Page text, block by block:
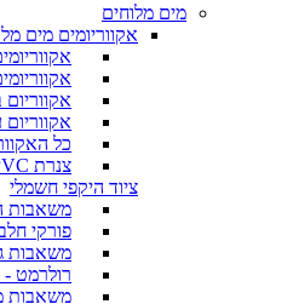
מים מלוחים
אקווריומים מים
כל
צנרת PVC
ציוד היקפי חשמלי
משאבות
פורקי
משאבות
רולרמט -
משאבות